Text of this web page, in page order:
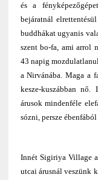
és a
bejáratnál
buddhákat ugyanis
szent bo-fa, ami arrol
43 napig
a Nirvánába. Maga a
kesze-kuszábban
árusok mindenféle
sózni, persze
Innét Sigiriya Village
utcai árusnál veszünk